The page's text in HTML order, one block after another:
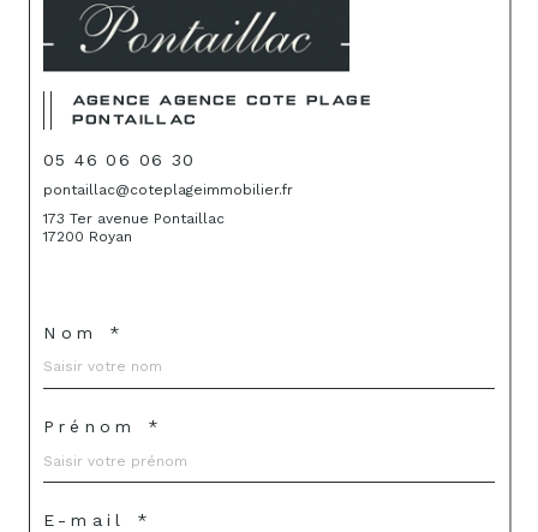
AGENCE AGENCE COTE PLAGE
PONTAILLAC
05 46 06 06 30
pontaillac@coteplageimmobilier.fr
173 Ter avenue Pontaillac
17200 Royan
Nom *
Prénom *
E-mail *